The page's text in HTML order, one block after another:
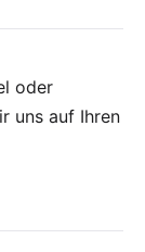
oder
uns auf Ihren